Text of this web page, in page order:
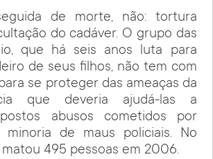
de morte, não: tortura
do cadáver. O grupo das
que há seis anos luta para
de seus filhos, não tem com
se proteger das ameaças da
que deveria ajudá-las a
abusos cometidos por
minoria de maus policiais. No
495 pessoas em 2006.